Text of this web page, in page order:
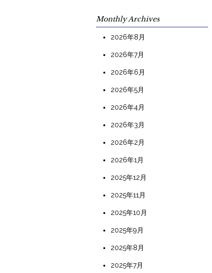
Monthly Archives
2026年8月
2026年7月
2026年6月
2026年5月
2026年4月
2026年3月
2026年2月
2026年1月
2025年12月
2025年11月
2025年10月
2025年9月
2025年8月
2025年7月